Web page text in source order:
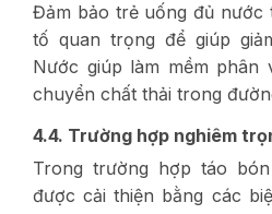
Đảm bảo trẻ uống đủ nước
tố quan trọng để giúp
Nước giúp làm mềm
chuyển chất thải trong
4.4. Trường hợp nghiêm
Trong trường hợp táo
được cải thiện bằng các